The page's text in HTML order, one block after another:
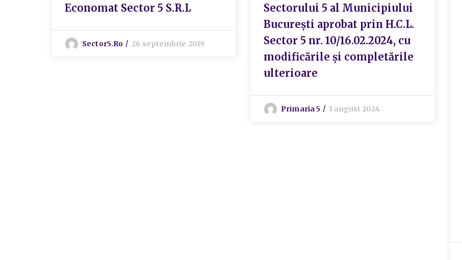
Economat Sector 5 S.R.L
Sector5.ro 26 septembrie 2019
Sectorului 5 al Municipiului
București aprobat prin H.C.L.
Sector 5 nr. 10/16.02.2024, cu
modificările și completările
ulterioare
Primaria 5 1 august 2024